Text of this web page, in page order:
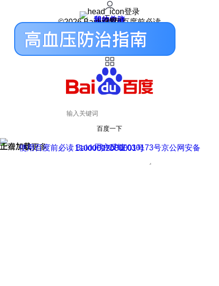
登录
我的关注
我的收藏
皮肤中心
用户反馈
设置
©2026 Baidu 使用百度前必读
百度一下
正在加载
上滑加载更多 用户反馈
使用百度前必读 Baidu 京ICP证030173号
京公网安备11000002000001号